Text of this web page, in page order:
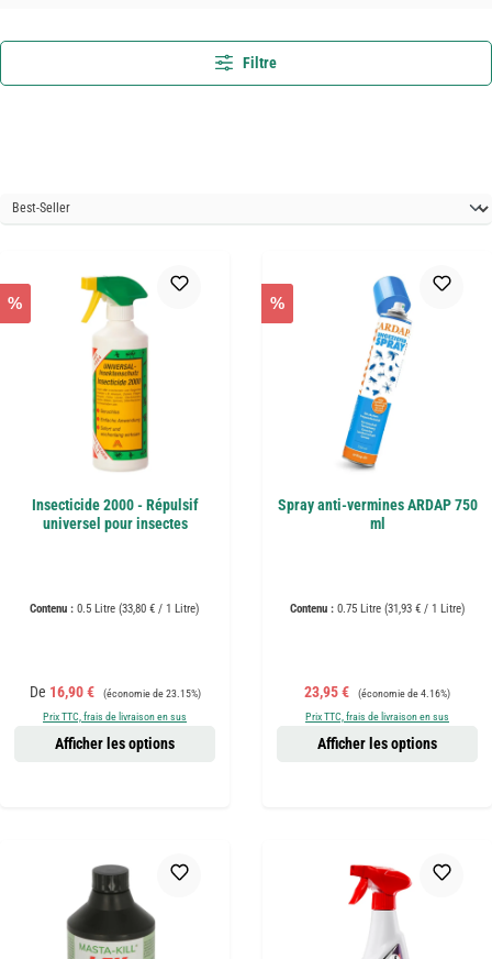
Filtre
%
Insecticide 2000 - Répulsif
universel pour insectes
Contenu : 0.5 Litre (33,80 € / 1 Litre)
Prix de vente :
De 16,90 € Prix régulier :
(économie de 23.15%)
Prix TTC, frais de livraison en sus
Afficher les options
%
Spray anti-vermines ARDAP 750
ml
Contenu : 0.75 Litre (31,93 € / 1 Litre)
Prix de vente :
23,95 € Prix régulier :
(économie de 4.16%)
Prix TTC, frais de livraison en sus
Afficher les options